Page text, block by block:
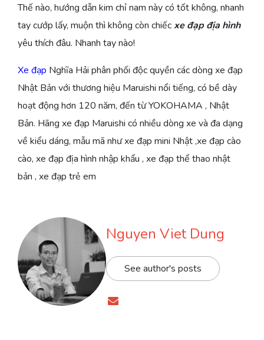
Thế nào, hướng dẫn kim chỉ nam này có tốt không, nhanh
tay cướp lấy, muộn thì không còn chiếc xe đạp địa hình
yêu thích đâu. Nhanh tay nào!
Xe đạp Nghĩa Hải phân phối độc quyền các dòng xe đạp
Nhật Bản với thương hiệu Maruishi nổi tiếng, có bề dày
hoạt động hơn 120 năm, đến từ YOKOHAMA , Nhật
Bản. Hãng xe đạp Maruishi có nhiều dòng xe và đa dạng
về kiểu dáng, mẫu mã như xe đạp mini Nhật ,xe đạp cào
cào, xe đạp địa hình nhập khẩu , xe đạp thể thao nhật
bản , xe đạp trẻ em
Nguyen Viet Dung
See author's posts